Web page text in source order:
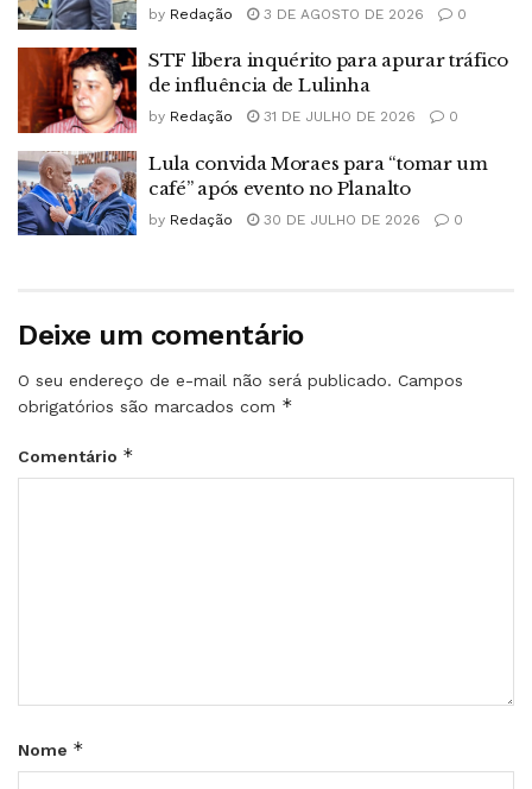
by Redação 3 DE AGOSTO DE 2026 0
STF libera inquérito para apurar tráfico
de influência de Lulinha
by Redação 31 DE JULHO DE 2026 0
Lula convida Moraes para “tomar um
café” após evento no Planalto
by Redação 30 DE JULHO DE 2026 0
Deixe um comentário
O seu endereço de e-mail não será publicado. Campos
obrigatórios são marcados com *
Comentário *
Nome *